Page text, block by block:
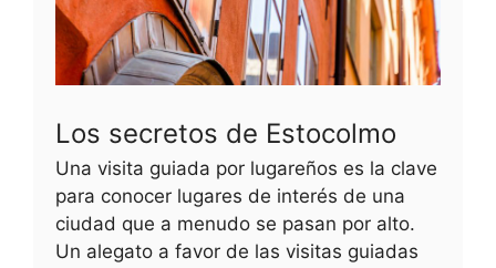
Los secretos de Estocolmo
Una visita guiada por lugareños es la clave
para conocer lugares de interés de una
ciudad que a menudo se pasan por alto.
Un alegato a favor de las visitas guiadas